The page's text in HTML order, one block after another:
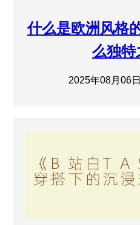
什么是欧洲风格
么独特
2025年08月06